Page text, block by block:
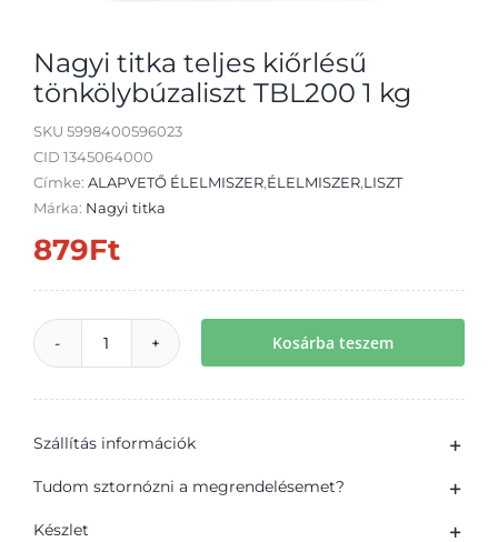
Nagyi titka teljes kiőrlésű
tönkölybúzaliszt TBL200 1 kg
SKU 5998400596023
CID 1345064000
Címke: ALAPVETŐ ÉLELMISZER,ÉLELMISZER,LISZT
Márka: Nagyi titka
879Ft
kiőrlésű
tönkölybúzaliszt
Kosárba teszem
Szállítás információk
Tudom sztornózni a megrendelésemet?
Készlet